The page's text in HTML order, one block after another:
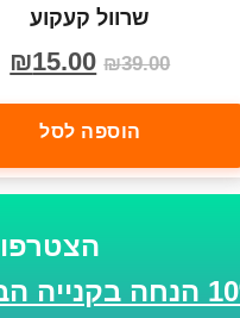
שרוול קעקוע
₪39.00
₪15.00
הוספה לסל
הצטרפו
הבאה